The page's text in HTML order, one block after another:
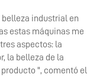
belleza industrial en
estas máquinas me
aspectos: la
la belleza de la
", comentó el